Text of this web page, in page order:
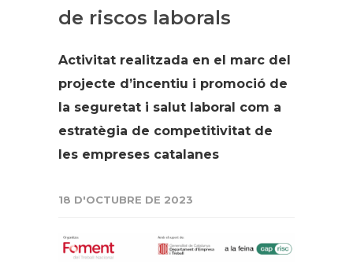
de riscos laborals
Activitat realitzada en el marc del
projecte d’incentiu i promoció de
la seguretat i salut laboral com a
estratègia de competitivitat de
les empreses catalanes
18 D'OCTUBRE DE 2023